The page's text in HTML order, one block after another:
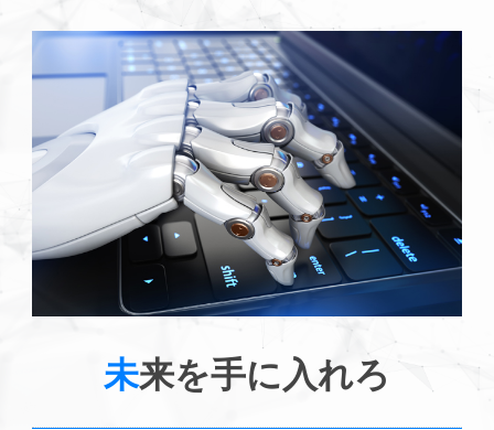
未来を手に入れろ